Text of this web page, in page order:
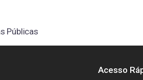
Públicas
Acesso